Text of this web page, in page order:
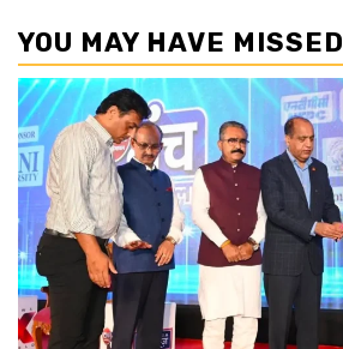
YOU MAY HAVE MISSED